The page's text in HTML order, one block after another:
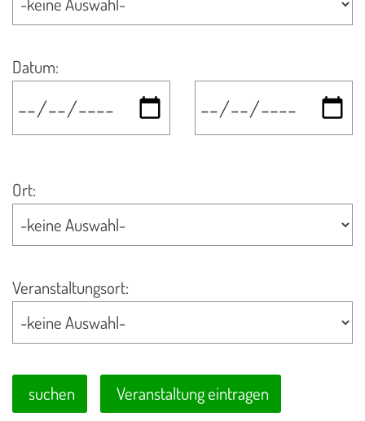
Datum:
Ort:
Veranstaltungsort:
suchen Veranstaltung eintragen